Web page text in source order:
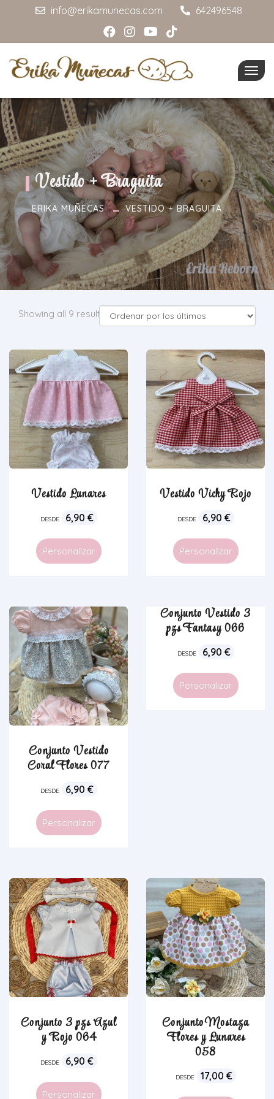
info@erikamunecas.com 642496548
Vestido + Braguita
ERIKA MUÑECAS VESTIDO + BRAGUITA
Showing all 9 results
Vestido Lunares
DESDE 6,90 €
Personalizar
Vestido Vichy Rojo
DESDE 6,90 €
Personalizar
Conjunto Vestido
Coral Flores 077
DESDE 6,90 €
Personalizar
Conjunto Vestido 3
pzs Fantasy 066
DESDE 6,90 €
Personalizar
Conjunto 3 pzs Azul
y Rojo 064
DESDE 6,90 €
Personalizar
Conjunto Mostaza
Flores y Lunares
058
DESDE 17,00 €